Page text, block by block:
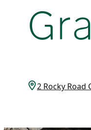
2 Rocky Road